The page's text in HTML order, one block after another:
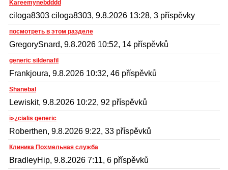
Kareemynebdddd
ciloga8303 ciloga8303, 9.8.2026 13:28, 3 příspěvky
посмотреть в этом разделе
GregorySnard, 9.8.2026 10:52, 14 příspěvků
generic sildenafil
Frankjoura, 9.8.2026 10:32, 46 příspěvků
Shanebal
Lewiskit, 9.8.2026 10:22, 92 příspěvků
ï»¿cialis generic
Roberthen, 9.8.2026 9:22, 33 příspěvků
Клиника Похмельная служба
BradleyHip, 9.8.2026 7:11, 6 příspěvků